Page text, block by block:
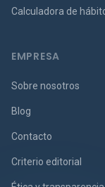
Calculadora de
EMPRESA
Sobre nosotros
Blog
Contacto
Criterio editorial